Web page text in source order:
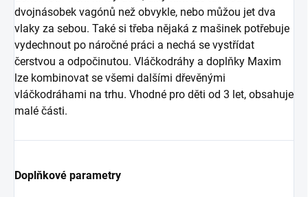
dvojnásobek vagónů než obvykle, nebo můžou jet dva
vlaky za sebou. Také si třeba nějaká z mašinek potřebuje
vydechnout po náročné práci a nechá se vystřídat
čerstvou a odpočinutou. Vláčkodráhy a doplňky Maxim
lze kombinovat se všemi dalšími dřevěnými
vláčkodráhami na trhu. Vhodné pro děti od 3 let, obsahuje
malé části.
Doplňkové parametry